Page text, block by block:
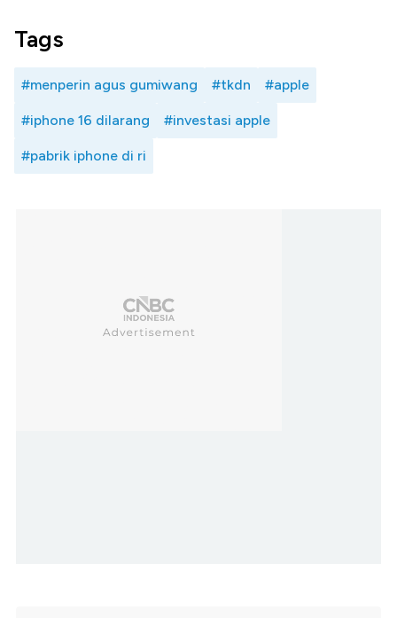
Tags
#menperin agus gumiwang #tkdn #apple
#iphone 16 dilarang #investasi apple
#pabrik iphone di ri